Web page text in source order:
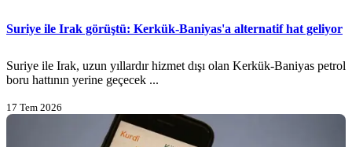
Suriye ile Irak görüştü: Kerkük-Baniyas'a alternatif hat geliyor
Suriye ile Irak, uzun yıllardır hizmet dışı olan Kerkük-Baniyas petrol
boru hattının yerine geçecek ...
17 Tem 2026